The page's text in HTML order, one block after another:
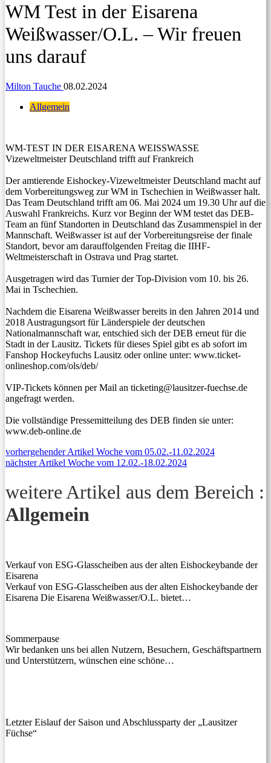
WM Test in der Eisarena
Weißwasser/O.L. – Wir freuen
uns darauf
Milton Tauche 08.02.2024
Allgemein
WM-TEST IN DER EISARENA WEISSWASSE
Vizeweltmeister Deutschland trifft auf Frankreich
Der amtierende Eishockey-Vizeweltmeister Deutschland macht auf
dem Vorbereitungsweg zur WM in Tschechien in Weißwasser halt.
Das Team Deutschland trifft am 06. Mai 2024 um 19.30 Uhr auf die
Auswahl Frankreichs. Kurz vor Beginn der WM testet das DEB-
Team an fünf Standorten in Deutschland das Zusammenspiel in der
Mannschaft. Weißwasser ist auf der Vorbereitungsreise der finale
Standort, bevor am darauffolgenden Freitag die IIHF-
Weltmeisterschaft in Ostrava und Prag startet.
Ausgetragen wird das Turnier der Top-Division vom 10. bis 26.
Mai in Tschechien.
Nachdem die Eisarena Weißwasser bereits in den Jahren 2014 und
2018 Austragungsort für Länderspiele der deutschen
Nationalmannschaft war, entschied sich der DEB erneut für die
Stadt in der Lausitz. Tickets für dieses Spiel gibt es ab sofort im
Fanshop Hockeyfuchs Lausitz oder online unter: www.ticket-
onlineshop.com/ols/deb/
VIP-Tickets können per Mail an ticketing@lausitzer-fuechse.de
angefragt werden.
Die vollständige Pressemitteilung des DEB finden sie unter:
www.deb-online.de
Beitragsnavigation
vorhergehender Artikel Previous
post:
Woche vom 05.02.-11.02.2024
nächster Artikel Next
Woche vom 12.02.-18.02.2024
weitere Artikel aus dem Bereich :
Allgemein
Verkauf von ESG-Glasscheiben aus der alten Eishockeybande der
Eisarena
Verkauf von ESG-Glasscheiben aus der alten Eishockeybande der
Eisarena Die Eisarena Weißwasser/O.L. bietet…
Sommerpause
Wir bedanken uns bei allen Nutzern, Besuchern, Geschäftspartnern
und Unterstützern, wünschen eine schöne…
Letzter Eislauf der Saison und Abschlussparty der „Lausitzer
Füchse“